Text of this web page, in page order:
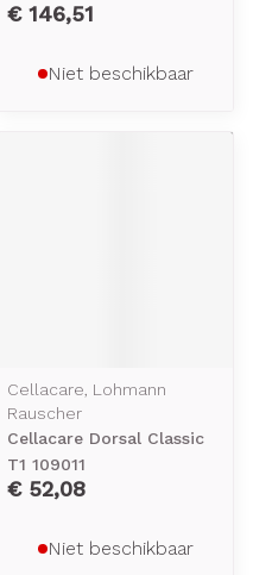
€ 146,51
Niet beschikbaar
Cellacare, Lohmann
Rauscher
Cellacare Dorsal Classic
T1 109011
€ 52,08
Niet beschikbaar